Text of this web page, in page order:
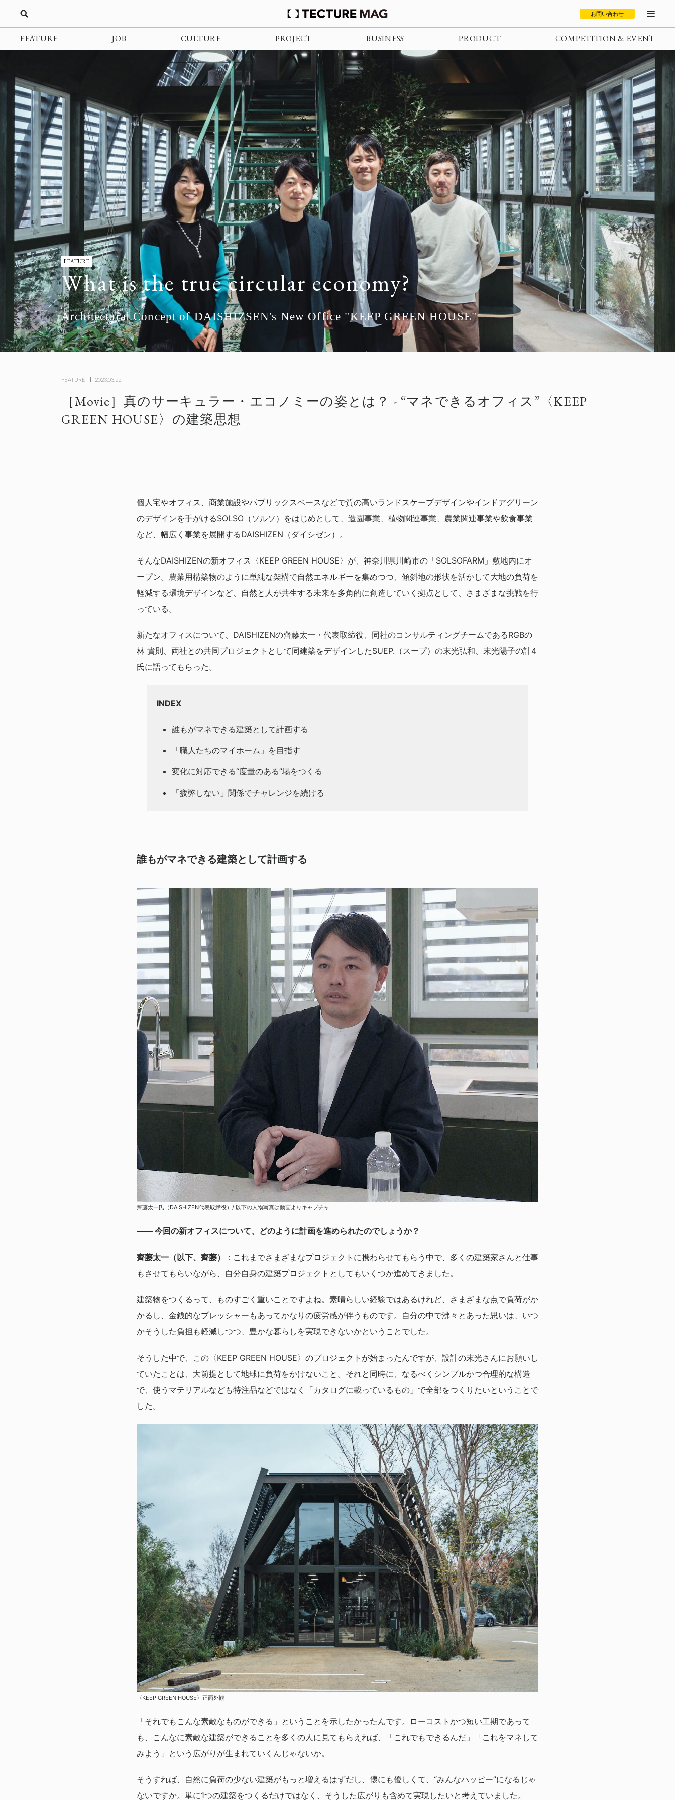
お問い合わせ
FEATURE JOB CULTURE PROJECT BUSINESS PRODUCT COMPETITION & EVENT
FEATURE
What is the true circular economy?
Architectural Concept of DAISHIZSEN's New Office "KEEP GREEN HOUSE"
FEATURE 2023.03.22
［Movie］真のサーキュラー・エコノミーの姿とは？ - “マネできるオフィス”〈KEEP
GREEN HOUSE〉の建築思想
個人宅やオフィス、商業施設やパブリックスペースなどで質の高いランドスケープデザインやインドアグリーン
のデザインを手がけるSOLSO（ソルソ）をはじめとして、造園事業、植物関連事業、農業関連事業や飲食事業
など、幅広く事業を展開するDAISHIZEN（ダイシゼン）。
そんなDAISHIZENの新オフィス〈KEEP GREEN HOUSE〉が、神奈川県川崎市の「SOLSOFARM」敷地内にオ
ープン。農業用構築物のように単純な架構で自然エネルギーを集めつつ、傾斜地の形状を活かして大地の負荷を
軽減する環境デザインなど、自然と人が共生する未来を多角的に創造していく拠点として、さまざまな挑戦を行
っている。
新たなオフィスについて、DAISHIZENの齊藤太一・代表取締役、同社のコンサルティングチームであるRGBの
林 貴則、両社との共同プロジェクトとして同建築をデザインしたSUEP.（スープ）の末光弘和、末光陽子の計4
氏に語ってもらった。
INDEX
誰もがマネできる建築として計画する
「職人たちのマイホーム」を目指す
変化に対応できる“度量のある”場をつくる
「疲弊しない」関係でチャレンジを続ける
誰もがマネできる建築として計画する
齊藤太一氏（DAISHIZEN代表取締役）/ 以下の人物写真は動画よりキャプチャ
—— 今回の新オフィスについて、どのように計画を進められたのでしょうか？
齊藤太一（以下、齊藤）
：これまでさまざまなプロジェクトに携わらせてもらう中で、多くの建築家さんと仕事
もさせてもらいながら、自分自身の建築プロジェクトとしてもいくつか進めてきました。
建築物をつくるって、ものすごく重いことですよね。素晴らしい経験ではあるけれど、さまざまな点で負荷がか
かるし、金銭的なプレッシャーもあってかなりの疲労感が伴うものです。自分の中で沸々とあった思いは、いつ
かそうした負担も軽減しつつ、豊かな暮らしを実現できないかということでした。
そうした中で、この〈KEEP GREEN HOUSE〉のプロジェクトが始まったんですが、設計の末光さんにお願いし
ていたことは、大前提として地球に負荷をかけないこと。それと同時に、なるべくシンプルかつ合理的な構造
で、使うマテリアルなども特注品などではなく「カタログに載っているもの」で全部をつくりたいということで
した。
〈KEEP GREEN HOUSE〉正面外観
「それでもこんな素敵なものができる」ということを示したかったんです。ローコストかつ短い工期であって
も、こんなに素敵な建築ができることを多くの人に見てもらえれば、「これでもできるんだ」「これをマネして
みよう」という広がりが生まれていくんじゃないか。
そうすれば、自然に負荷の少ない建築がもっと増えるはずだし、懐にも優しくて、“みんなハッピー”になるじゃ
ないですか。単に1つの建築をつくるだけではなく、そうした広がりも含めて実現したいと考えていました。